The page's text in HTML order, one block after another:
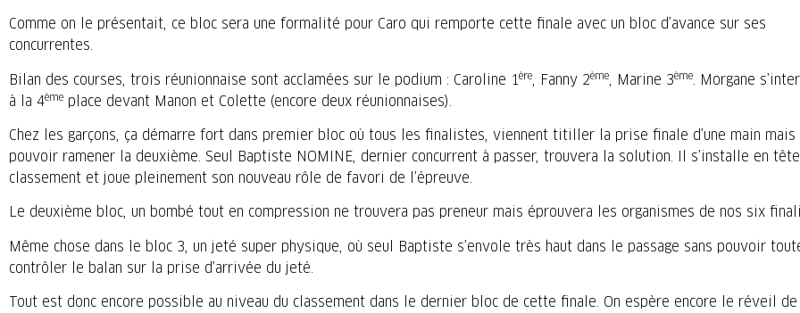
Comme on le présentait, ce bloc sera une formalité pour Caro qui remporte cette finale avec un bloc d’avance sur ses
concurrentes.
Bilan des courses, trois réunionnaise sont acclamées sur le podium : Caroline 1ère, Fanny 2ème, Marine 3ème. Morgane
à la 4ème place devant Manon et Colette (encore deux réunionnaises).
Chez les garçons, ça démarre fort dans premier bloc où tous les finalistes, viennent titiller la prise finale d’une main mais
pouvoir ramener la deuxième. Seul Baptiste NOMINE, dernier concurrent à passer, trouvera la solution. Il s’installe en
classement et joue pleinement son nouveau rôle de favori de l’épreuve.
Le deuxième bloc, un bombé tout en compression ne trouvera pas preneur mais éprouvera les organismes de nos six
Même chose dans le bloc 3, un jeté super physique, où seul Baptiste s’envole très haut dans le passage sans pouvoir
contrôler le balan sur la prise d’arrivée du jeté.
Tout est donc encore possible au niveau du classement dans le dernier bloc de cette finale. On espère encore le réveil de